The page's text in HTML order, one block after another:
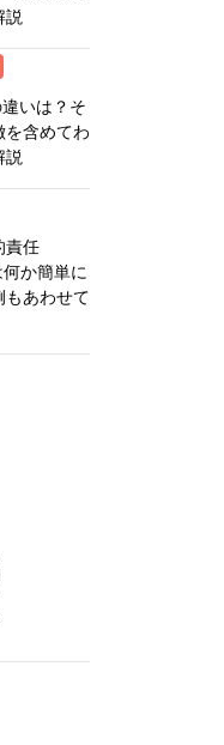
説
いは？そ
含めてわ
説
責任
何か簡単に
あわせて